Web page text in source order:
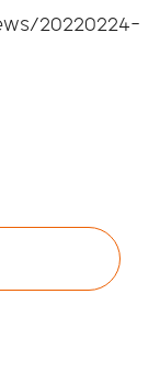
20220224-